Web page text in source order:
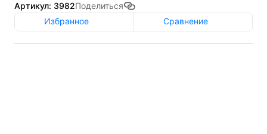
Артикул: 3982Поделиться
Избранное
Сравнение